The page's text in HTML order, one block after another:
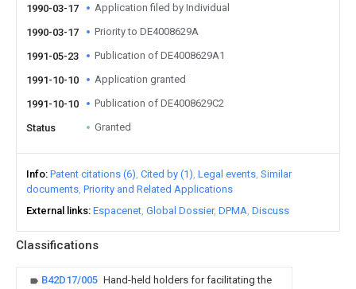
Classifications
B42D17/005 Hand-held holders for facilitating the
1990-03-17 Application filed by Individual
1990-03-17 Priority to DE4008629A
1991-05-23 Publication of DE4008629A1
1991-10-10 Application granted
1991-10-10 Publication of DE4008629C2
Status Granted
Info Patent citations (6) Cited by (1) Legal events Similar
documents Priority and Related Applications
External links Espacenet Global Dossier DPMA Discuss